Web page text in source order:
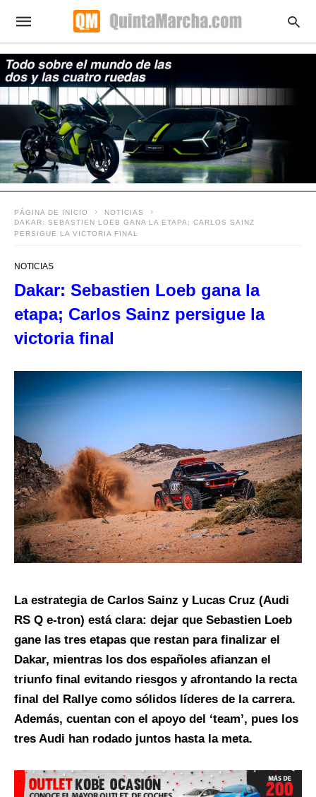
PÁGINA DE INICIO
NOTICIAS
DAKAR: SEBASTIEN LOEB GANA LA ETAPA; CARLOS SAINZ
PERSIGUE LA VICTORIA FINAL
NOTICIAS
Dakar: Sebastien Loeb gana la
etapa; Carlos Sainz persigue la
victoria final
La estrategia de Carlos Sainz y Lucas Cruz (Audi
RS Q e-tron) está clara: dejar que Sebastien Loeb
gane las tres etapas que restan para finalizar el
Dakar, mientras los dos españoles afianzan el
triunfo final evitando riesgos y afrontando la recta
final del Rallye como sólidos líderes de la carrera.
Además, cuentan con el apoyo del ‘team’, pues los
tres Audi han rodado juntos hasta la meta.